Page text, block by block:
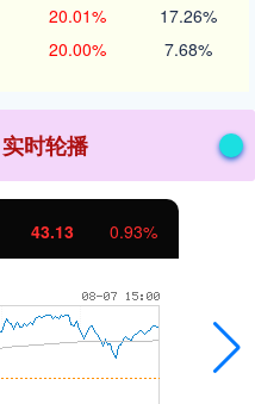
20.01% 17.26%
20.00% 7.68%
时轮播
43.13 0.93%